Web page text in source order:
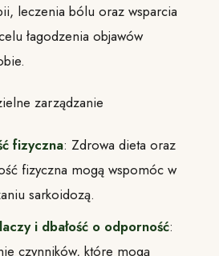
leczenia bólu oraz wsparcia
łagodzenia objawów
zarządzanie
fizyczna: Zdrowa dieta oraz
fizyczna mogą wspomóc w
sarkoidozą.
i dbałość o odporność:
czynników, które mogą